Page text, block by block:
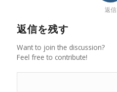
返信
返信を残す
Want to join the discussion?
Feel free to contribute!